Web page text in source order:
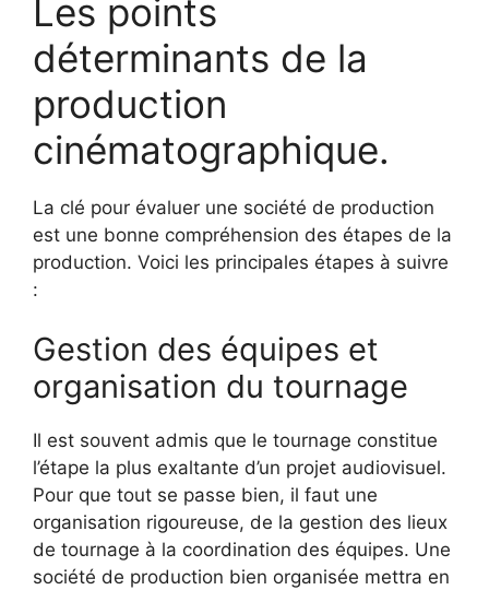
Les points
déterminants de la
production
cinématographique.
La clé pour évaluer une société de production
est une bonne compréhension des étapes de la
production. Voici les principales étapes à suivre
:
Gestion des équipes et
organisation du tournage
Il est souvent admis que le tournage constitue
l’étape la plus exaltante d’un projet audiovisuel.
Pour que tout se passe bien, il faut une
organisation rigoureuse, de la gestion des lieux
de tournage à la coordination des équipes. Une
société de production bien organisée mettra en